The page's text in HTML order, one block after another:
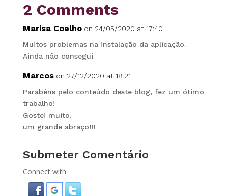
2 Comments
Marisa Coelho on 24/05/2020 at 17:40
Muitos problemas na instalação da aplicação.
Ainda não consegui
Marcos on 27/12/2020 at 18:21
Parabéns pelo conteúdo deste blog, fez um ótimo
trabalho!
Gostei muito.
um grande abraço!!!
Submeter Comentário
Connect with: